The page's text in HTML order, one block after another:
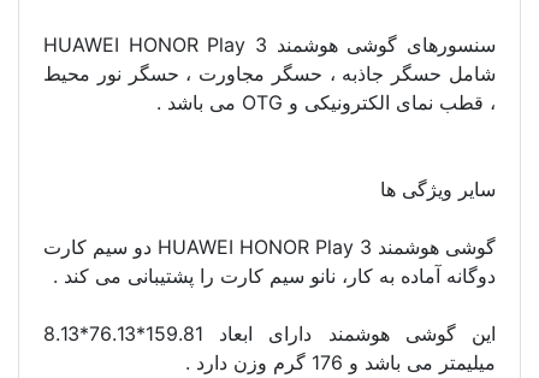
سنسورهای گوشی هوشمند HUAWEI HONOR Play 3
شامل حسگر جاذبه ، حسگر مجاورت ، حسگر نور محیط
، قطب نمای الکترونیکی و OTG می باشد .
سایر ویژگی ها
گوشی هوشمند HUAWEI HONOR Play 3 دو سیم کارت
دوگانه آماده به کار، نانو سیم کارت را پشتیبانی می کند .
این گوشی هوشمند دارای ابعاد 159.81*76.13*8.13
میلیمتر می باشد و 176 گرم وزن دارد .